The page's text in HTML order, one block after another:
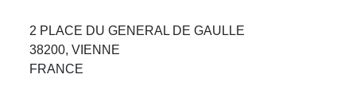
2 PLACE DU GENERAL DE GAULLE
38200, VIENNE
FRANCE